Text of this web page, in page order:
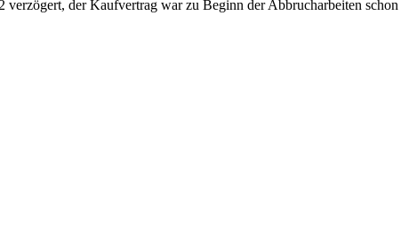
der Kaufvertrag war zu Beginn der Abbrucharbeiten schon